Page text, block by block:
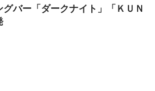
グバー「ダークナイト」「ＫＵＮ